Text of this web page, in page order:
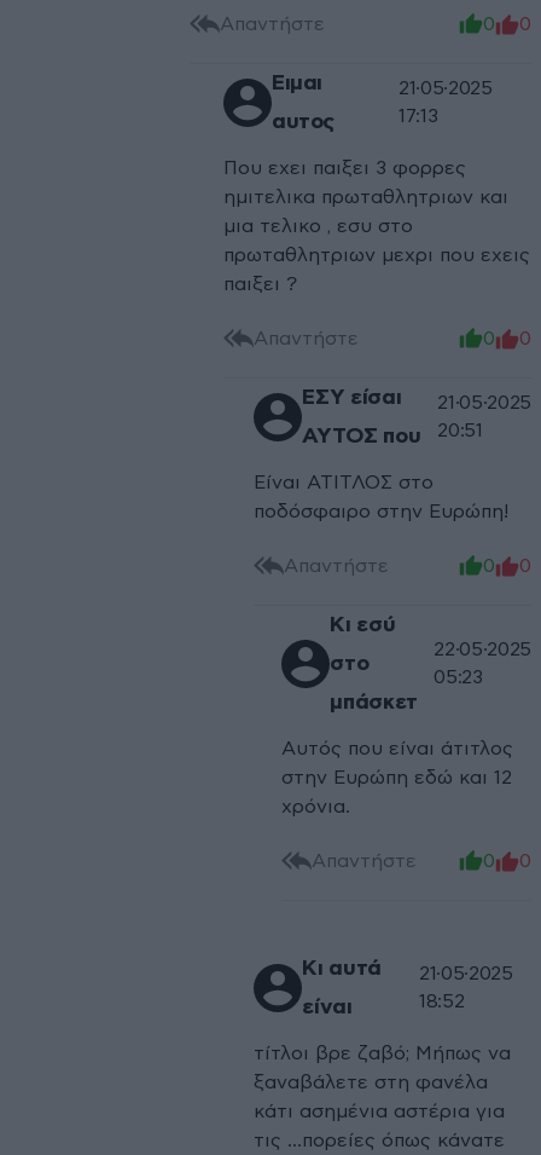
Απαντήστε 0 0
Ειμαι
αυτος
21·05·2025
17:13
Που εχει παιξει 3 φορρες
ημιτελικα πρωταθλητριων και
μια τελικο , εσυ στο
πρωταθλητριων μεχρι που εχεις
παιξει ?
Απαντήστε 0 0
ΕΣΥ είσαι
ΑΥΤΟΣ που
21·05·2025
20:51
Είναι ΑΤΙΤΛΟΣ στο
ποδόσφαιρο στην Ευρώπη!
Απαντήστε 0 0
Κι εσύ
στο
μπάσκετ
22·05·2025
05:23
Αυτός που είναι άτιτλος
στην Ευρώπη εδώ και 12
χρόνια.
Απαντήστε 0 0
Κι αυτά
είναι
21·05·2025
18:52
τίτλοι βρε ζαβό; Μήπως να
ξαναβάλετε στη φανέλα
κάτι ασημένια αστέρια για
τις ...πορείες όπως κάνατε